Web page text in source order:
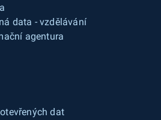
data - vzdělávání
agentura
dat